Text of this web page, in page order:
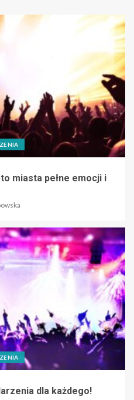
miasta pełne emocji i
dla każdego!